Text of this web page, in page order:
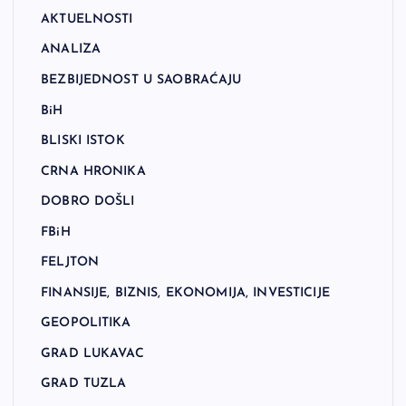
AKTUELNOSTI
ANALIZA
BEZBIJEDNOST U SAOBRAĆAJU
BiH
BLISKI ISTOK
CRNA HRONIKA
DOBRO DOŠLI
FBiH
FELJTON
FINANSIJE, BIZNIS, EKONOMIJA, INVESTICIJE
GEOPOLITIKA
GRAD LUKAVAC
GRAD TUZLA